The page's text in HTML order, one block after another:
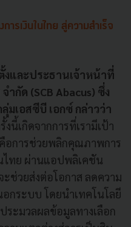
ารเงินในไทย สู่ความสำเร็จ
และประธานเจ้าหน้าที่
กัด (SCB Abacus) ซึ่ง
มเอสซีบี เอกซ์ กล่าวว่า
นี้เกิดจากการที่เรามีเป้า
อการช่วยพลิกคุณภาพการ
ไทย ผ่านแอปพลิเคชัน
ช่วยส่งต่อโอกาส ลดความ
กระบบ โดยนำเทคโนโลยี
ระมวลผลข้อมูลทางเลือก